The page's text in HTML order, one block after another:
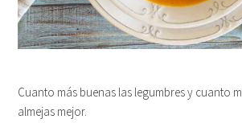
Cuanto más buenas las legumbres y cuanto
almejas mejor.